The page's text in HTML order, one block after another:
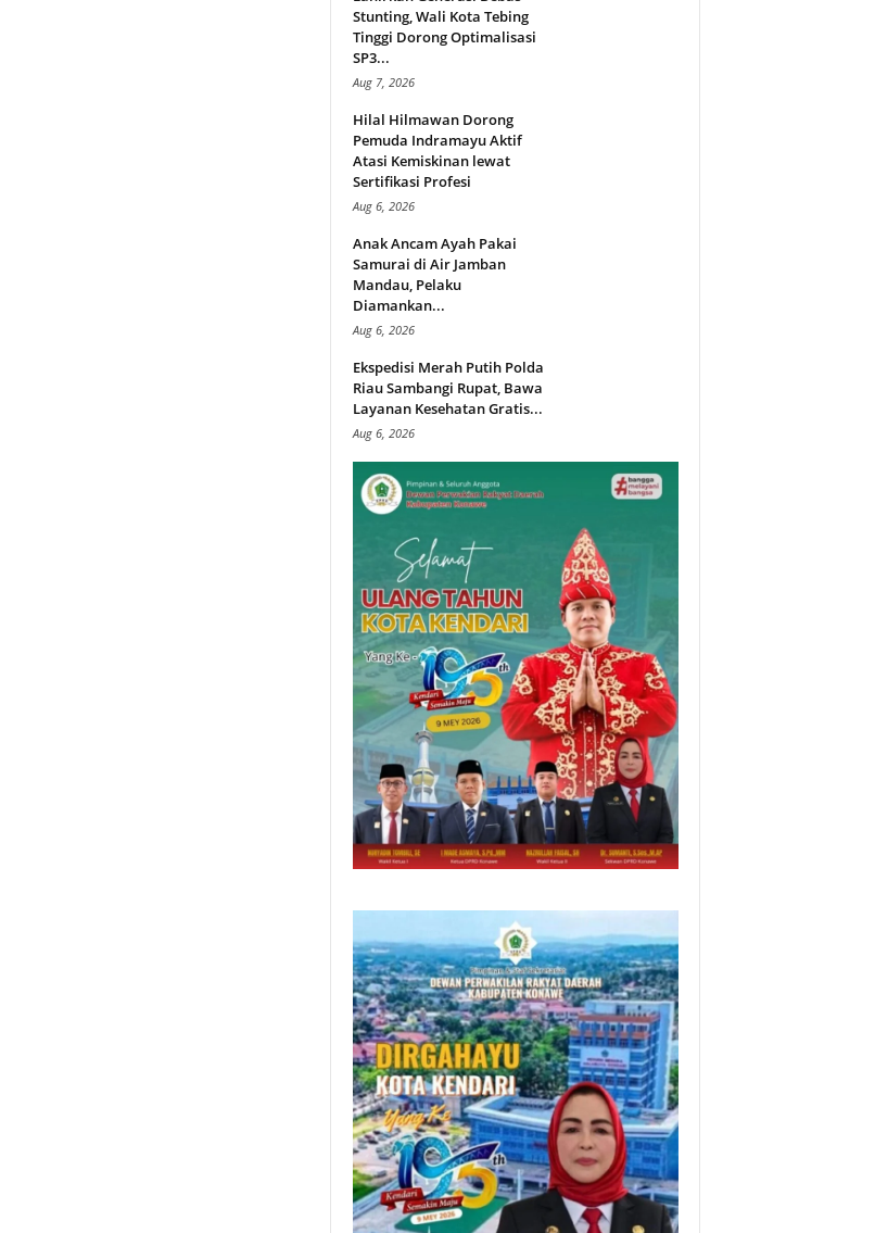
Stunting, Wali Kota Tebing
Tinggi Dorong Optimalisasi
SP3...
Aug 7, 2026
Hilal Hilmawan Dorong
Pemuda Indramayu Aktif
Atasi Kemiskinan lewat
Sertifikasi Profesi
Aug 6, 2026
Anak Ancam Ayah Pakai
Samurai di Air Jamban
Mandau, Pelaku
Diamankan...
Aug 6, 2026
Ekspedisi Merah Putih Polda
Riau Sambangi Rupat, Bawa
Layanan Kesehatan Gratis...
Aug 6, 2026